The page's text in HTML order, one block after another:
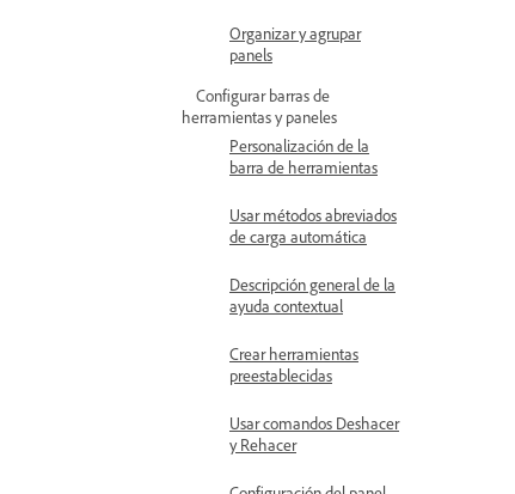
Organizar y agrupar
panels
Configurar barras de
herramientas y paneles
Personalización de la
barra de herramientas
Usar métodos abreviados
de carga automática
Descripción general de la
ayuda contextual
Crear herramientas
preestablecidas
Usar comandos Deshacer
y Rehacer